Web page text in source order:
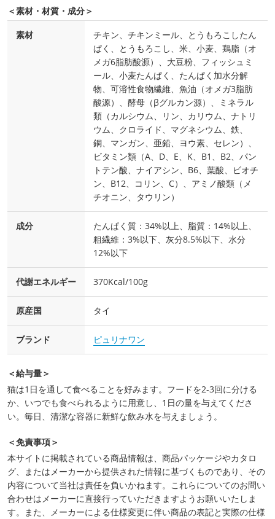
＜素材・材質・成分＞
素材
チキン、チキンミール、とうもろこしたん
ぱく、とうもろこし、米、小麦、鶏脂（オ
メガ6脂肪酸源）、大豆粉、フィッシュミ
ール、小麦たんぱく、たんぱく加水分解
物、可溶性食物繊維、魚油（オメガ3脂肪
酸源）、酵母（βグルカン源）、ミネラル
類（カルシウム、リン、カリウム、ナトリ
ウム、クロライド、マグネシウム、鉄、
銅、マンガン、亜鉛、ヨウ素、セレン）、
ビタミン類（A、D、E、K、B1、B2、パン
トテン酸、ナイアシン、B6、葉酸、ビオチ
ン、B12、コリン、C）、アミノ酸類（メ
チオニン、タウリン）
成分
たんぱく質：34%以上、脂質：14%以上、
粗繊維：3%以下、灰分8.5%以下、水分
12%以下
代謝エネルギー 370Kcal/100g
原産国 タイ
ブランド ピュリナワン
＜給与量＞
猫は1日を通して食べることを好みます。フードを2-3回に分ける
か、いつでも食べられるように用意し、1日の量を与えてくださ
い。毎日、清潔な容器に新鮮な飲み水を与えましょう。
＜免責事項＞
本サイトに掲載されている商品情報は、商品パッケージやカタロ
グ、またはメーカーから提供された情報に基づくものであり、その
内容について当社は責任を負いかねます。これらについてのお問い
合わせはメーカーに直接行っていただきますようお願いいたしま
す。また、メーカーによる仕様変更に伴い商品の表記と実際の仕様